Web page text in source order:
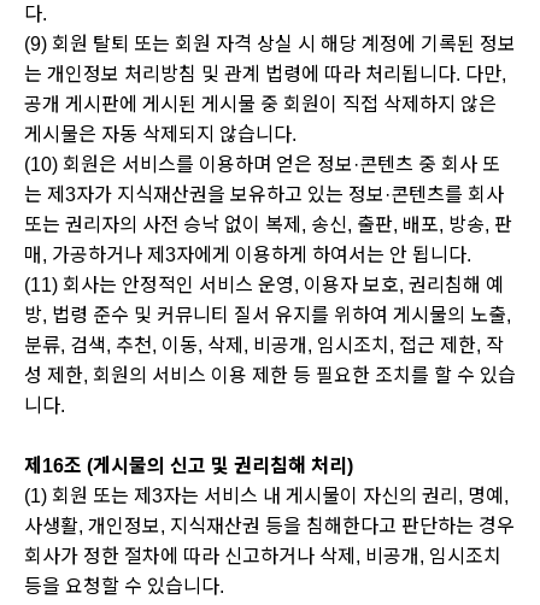
다.
(9) 회원 탈퇴 또는 회원 자격 상실 시 해당 계정에 기록된 정보
는 개인정보 처리방침 및 관계 법령에 따라 처리됩니다. 다만,
공개 게시판에 게시된 게시물 중 회원이 직접 삭제하지 않은
게시물은 자동 삭제되지 않습니다.
(10) 회원은 서비스를 이용하며 얻은 정보·콘텐츠 중 회사 또
는 제3자가 지식재산권을 보유하고 있는 정보·콘텐츠를 회사
또는 권리자의 사전 승낙 없이 복제, 송신, 출판, 배포, 방송, 판
매, 가공하거나 제3자에게 이용하게 하여서는 안 됩니다.
(11) 회사는 안정적인 서비스 운영, 이용자 보호, 권리침해 예
방, 법령 준수 및 커뮤니티 질서 유지를 위하여 게시물의 노출,
분류, 검색, 추천, 이동, 삭제, 비공개, 임시조치, 접근 제한, 작
성 제한, 회원의 서비스 이용 제한 등 필요한 조치를 할 수 있습
니다.
제16조 (게시물의 신고 및 권리침해 처리)
(1) 회원 또는 제3자는 서비스 내 게시물이 자신의 권리, 명예,
사생활, 개인정보, 지식재산권 등을 침해한다고 판단하는 경우
회사가 정한 절차에 따라 신고하거나 삭제, 비공개, 임시조치
등을 요청할 수 있습니다.